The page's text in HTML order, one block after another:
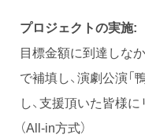
プロジェクトの実施:
目標金額に到達しな
で補填し、演劇公演
し、支援頂いた皆様
（All-in方式）